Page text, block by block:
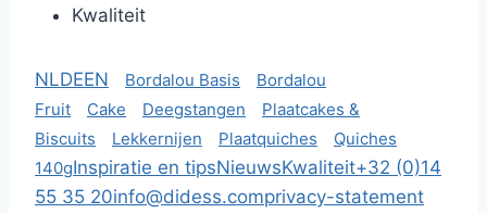
Kwaliteit
NLDEEN Bordalou Basis
Bordalou
Fruit
Cake Deegstangen
Plaatcakes &
Biscuits
Lekkernijen Plaatquiches
Quiches
140gInspiratie en tipsNieuwsKwaliteit+32 (0)14
55 35 20info@didess.comprivacy-statement